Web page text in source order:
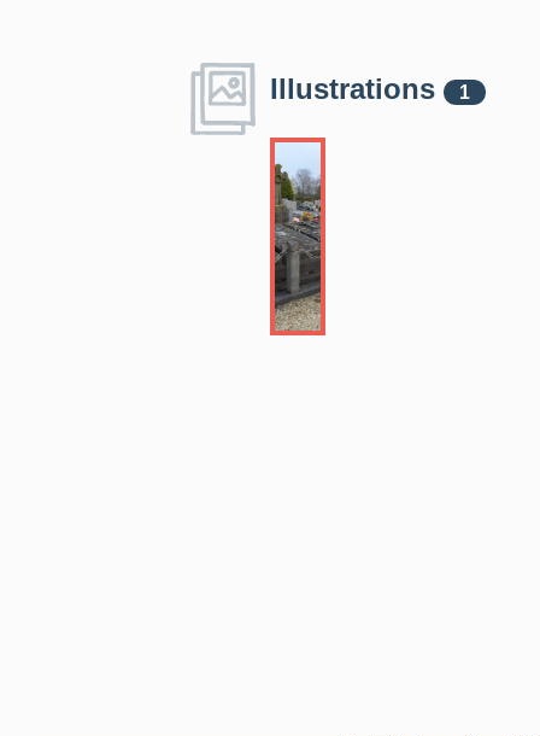
Illustrations 1